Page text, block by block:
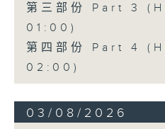
第三部份 Part 3
01:00)
第四部份 Part 4
02:00)
03/08/2026